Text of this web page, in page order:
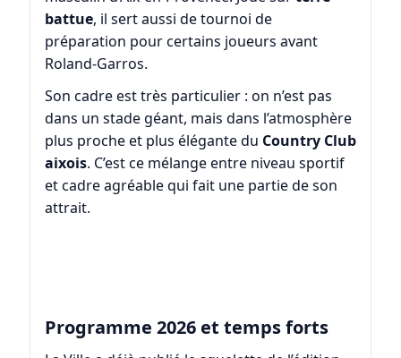
battue, il sert aussi de tournoi de
préparation pour certains joueurs avant
Roland-Garros.
Son cadre est très particulier : on n’est pas
dans un stade géant, mais dans l’atmosphère
plus proche et plus élégante du Country Club
aixois. C’est ce mélange entre niveau sportif
et cadre agréable qui fait une partie de son
attrait.
Programme 2026 et temps forts